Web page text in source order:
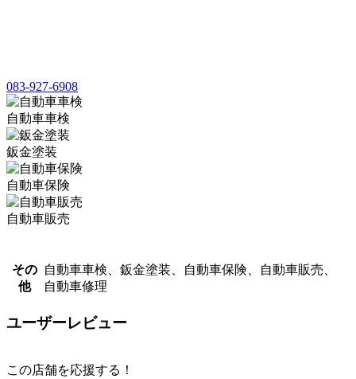
083-927-6908
自動車車検
鈑金塗装
自動車保険
自動車販売
その
他
自動車車検、鈑金塗装、自動車保険、自動車販売、
自動車修理
ユーザーレビュー
この店舗を応援する！